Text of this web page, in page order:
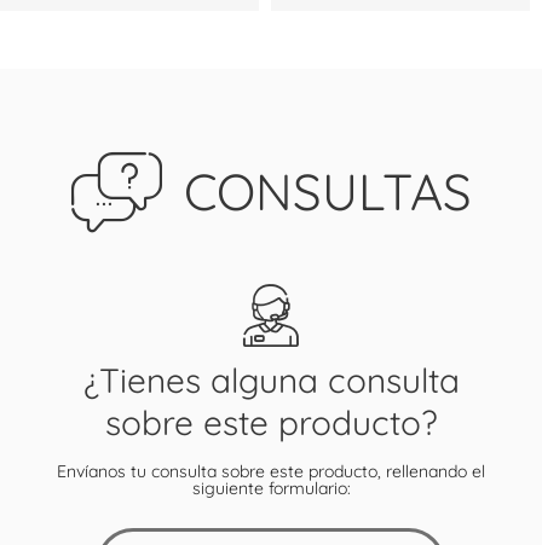
CONSULTAS
¿Tienes alguna consulta
sobre este producto?
Envíanos tu consulta sobre este producto, rellenando el
siguiente formulario: